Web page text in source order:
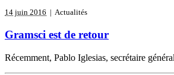
14 juin 2016 | Actualités
Gramsci est de retour
Récemment, Pablo Iglesias, secrétaire